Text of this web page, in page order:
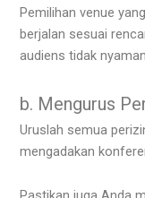
Pemilihan venue
berjalan sesuai
audiens tidak
b. Mengurus
Uruslah semua
mengadakan